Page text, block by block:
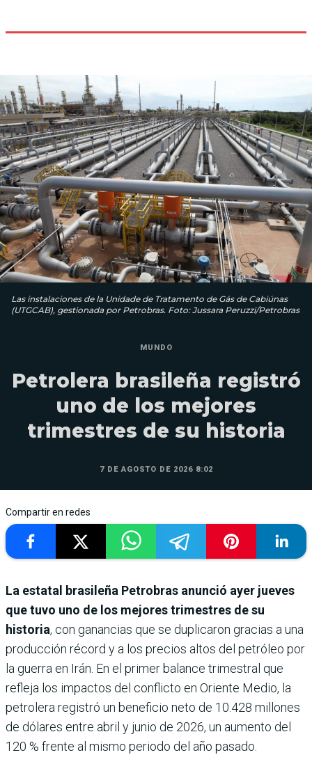
Las instalaciones de la Unidade de Tratamento de Gás de Cabiúnas
(UTGCAB), gestionada por Petrobras. Foto: Jussara Peruzzi/Petrobras
MUNDO
Petrolera brasileña registró
uno de los mejores
trimestres de su historia
7 DE AGOSTO DE 2026 8:02
Compartir en redes
La estatal brasileña Petrobras anunció ayer jueves
que tuvo uno de los mejores trimestres de su
historia, con ganancias que se duplicaron gracias a una
producción récord y a los precios altos del petróleo por
la guerra en Irán. En el primer balance trimestral que
refleja los impactos del conflicto en Oriente Medio, la
petrolera registró un beneficio neto de 10.428 millones
de dólares entre abril y junio de 2026, un aumento del
120 % frente al mismo periodo del año pasado.